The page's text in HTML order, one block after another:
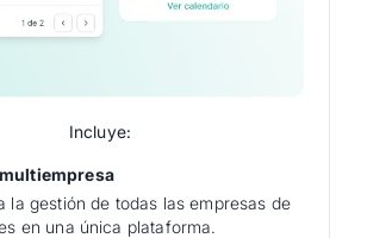
Incluye:
la gestión de todas las empresas de
en una única plataforma.